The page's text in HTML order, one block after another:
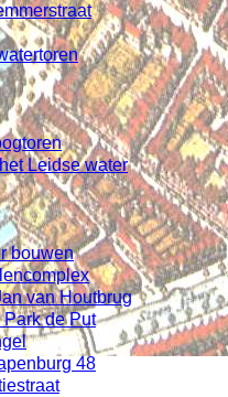
Leidse water
bouwen
van Houtbrug
de Put
48